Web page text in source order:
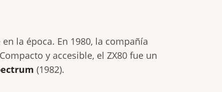
la época. En 1980, la compañía
y accesible, el ZX80 fue un
(1982).